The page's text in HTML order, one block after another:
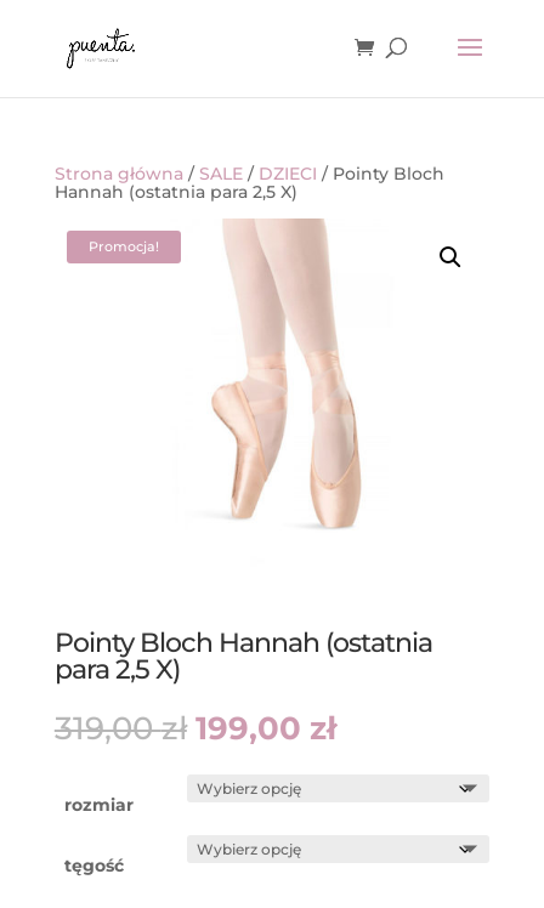
Strona główna / SALE/ DZIECI / Pointy Bloch
Hannah (ostatnia para 2,5 X)
Promocja!
Pointy Bloch Hannah (ostatnia
para 2,5 X)
319,00zł Pierwotna
cena
319,00 zł.
199,00 złAktualna
cena
199,00 zł.
rozmiar
tęgość